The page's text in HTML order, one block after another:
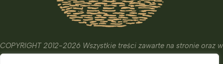
COPYRIGHT 2012-2026 Wszystkie treści zawarte na stronie oraz w